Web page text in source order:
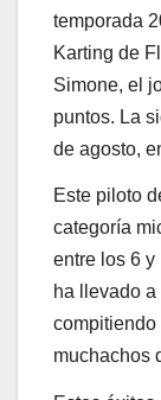
temporada
Karting de
Simone, el
puntos. La
de agosto,
Este piloto
categoría
entre los 6 y
ha llevado
compitiendo
muchachos